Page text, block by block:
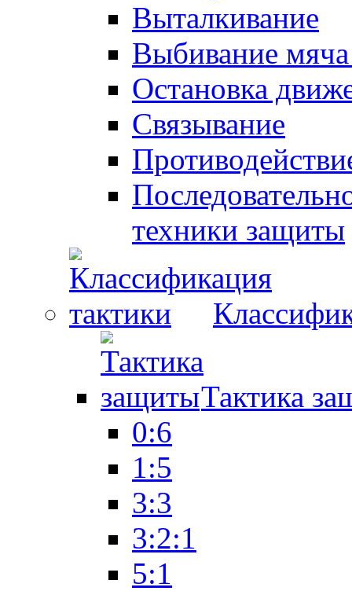
Выталкивание
Выбивание
Остановка
Связывание
техники защиты
Тактика
0:6
1:5
3:3
3:2:1
5:1